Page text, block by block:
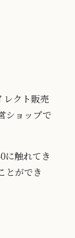
レクト販売
ショップで
触れてき
とができ